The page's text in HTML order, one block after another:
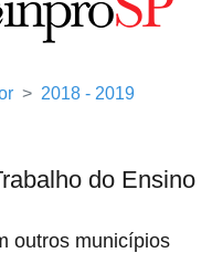
2018 - 2019
do Ensino
outros municípios